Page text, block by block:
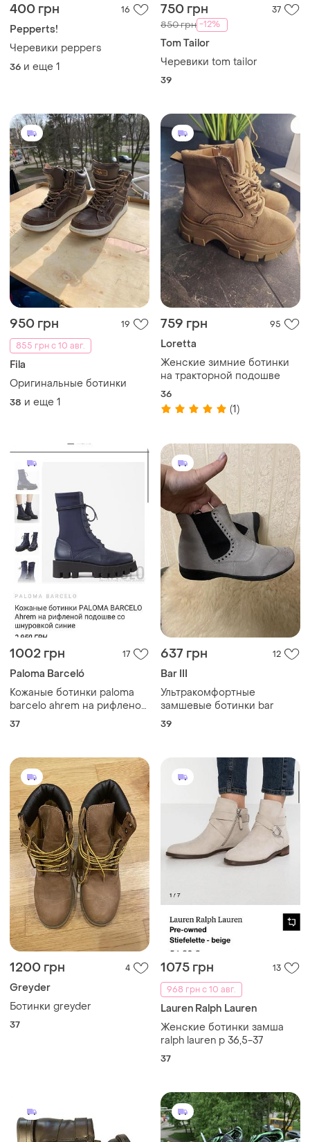
400 грн 16
Pepperts!
Черевики peppers
36 и еще 1
750 грн 37
850 грн -12%
Tom Tailor
Черевики tom tailor
39
950 грн
19
855 грн с 10 авг.
Fila
Оригинальные ботинки
38 и еще 1
759 грн 95
Loretta
Женские зимние ботинки
на тракторной подошве
36
(1)
1002 грн 17
Paloma Barceló
Кожаные ботинки paloma
barcelo ahrem на рифленой
подошве со шнуровкой
37
637 грн 12
Bar III
Ультракомфортные
замшевые ботинки bar
39
1200 грн 4
Greyder
Ботинки greyder
37
1075 грн
13
968 грн с 10 авг.
Lauren Ralph Lauren
Женские ботинки замша
ralph lauren p 36,5-37
37